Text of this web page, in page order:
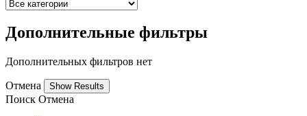
Дополнительные фильтры
Дополнительных фильтров нет
Отмена
Поиск Отмена